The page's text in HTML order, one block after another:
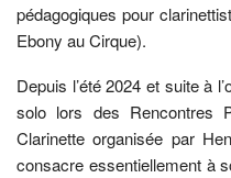
pédagogiques pour
Ebony au Cirque).
Depuis l’été 2024 et suite à
solo lors des Rencontres
Clarinette organisée par
consacre essentiellement à